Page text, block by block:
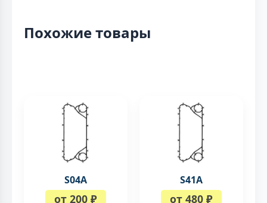
Похожие товары
S04A
от 200 ₽
S41A
от 480 ₽